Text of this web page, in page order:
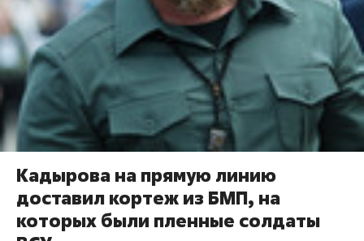
Кадырова на прямую линию
доставил кортеж из БМП, на
которых были пленные солдаты